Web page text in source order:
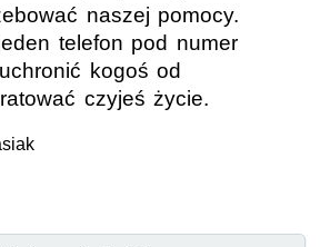
naszej pomocy.
telefon pod numer
kogoś od
czyjeś życie.